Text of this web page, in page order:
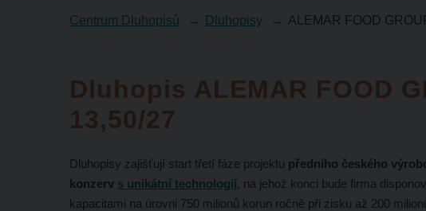
Centrum Dluhopisů Dluhopisy ALEMAR FOOD
Dluhopis ALEMAR FOOD
13,50/27
Dluhopisy zajišťují start třetí fáze projektu předního českého
konzerv s unikátní technologií, na jehož konci bude firma
kapacitami na úrovni 750 milionů korun ročně při zisku až 200